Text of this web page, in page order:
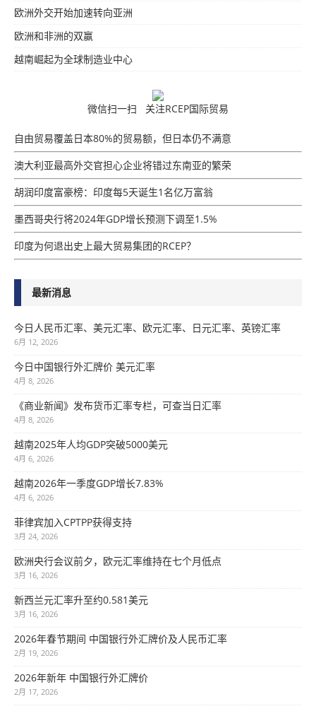
欧洲外交开始加速转向亚洲
欧洲和非洲的双赢
越南崛起为全球制造业中心
微信扫一扫 关注RCEP国际贸易
自由贸易覆盖日本80%的贸易额，但日本仍不满意
澳大利亚最高外交官担心企业将错过东南亚的繁荣
胡润印度富豪榜：印度每5天诞生1名亿万富翁
墨西哥央行将2024年GDP增​​长预测下调至1.5%
印度为何退出史上最大贸易集团的RCEP？
最新消息
今日人民币汇率、美元汇率、欧元汇率、日元汇率、英镑汇率
6月 12, 2026
今日中国银行外汇牌价 美元汇率
4月 8, 2026
《商业新闻》发布货币汇率专栏，可查当日汇率
4月 8, 2026
越南2025年人均GDP突破5000美元
4月 6, 2026
越南2026年一季度GDP增长7.83%
4月 6, 2026
菲律宾加入CPTPP获得支持
3月 24, 2026
欧洲央行会议前夕，欧元汇率维持在七个月低点
3月 16, 2026
新西兰元汇率升至约0.581美元
3月 16, 2026
2026年春节期间 中国银行外汇牌价及人民币汇率
2月 19, 2026
2026年新年 中国银行外汇牌价
2月 17, 2026